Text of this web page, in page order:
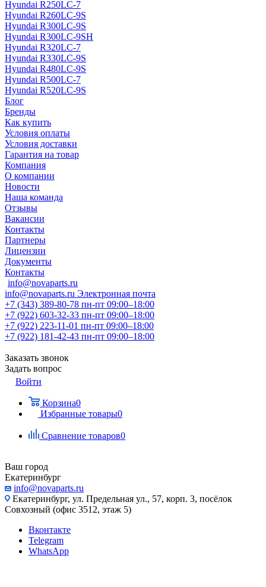
Hyundai R250LC-7
Hyundai R260LC-9S
Hyundai R300LC-9S
Hyundai R300LC-9SH
Hyundai R320LC-7
Hyundai R330LC-9S
Hyundai R480LC-9S
Hyundai R500LC-7
Hyundai R520LC-9S
Блог
Бренды
Как купить
Условия оплаты
Условия доставки
Гарантия на товар
Компания
О компании
Новости
Наша команда
Отзывы
Вакансии
Контакты
Партнеры
Лицензии
Документы
Контакты
info@novaparts.ru
info@novaparts.ru Электронная почта
+7 (343) 389-80-78 пн-пт 09:00–18:00
+7 (922) 603-32-33 пн-пт 09:00–18:00
+7 (922) 223-11-01 пн-пт 09:00–18:00
+7 (922) 181-42-43 пн-пт 09:00–18:00
Заказать звонок
Задать вопрос
Войти
Корзина0
Избранные товары0
Сравнение товаров0
Ваш город
Екатеринбург
info@novaparts.ru
Екатеринбург, ул. Предельная ул., 57, корп. 3, посёлок
Совхозный (офис 3512, этаж 5)
Вконтакте
Telegram
WhatsApp